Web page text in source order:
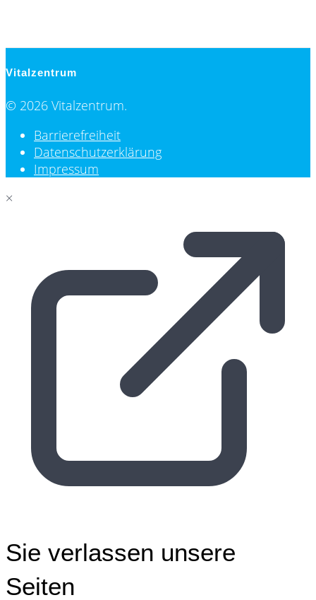
Vitalzentrum
© 2026 Vitalzentrum.
Barrierefreiheit
Datenschutzerklärung
Impressum
×
Sie verlassen unsere
Seiten